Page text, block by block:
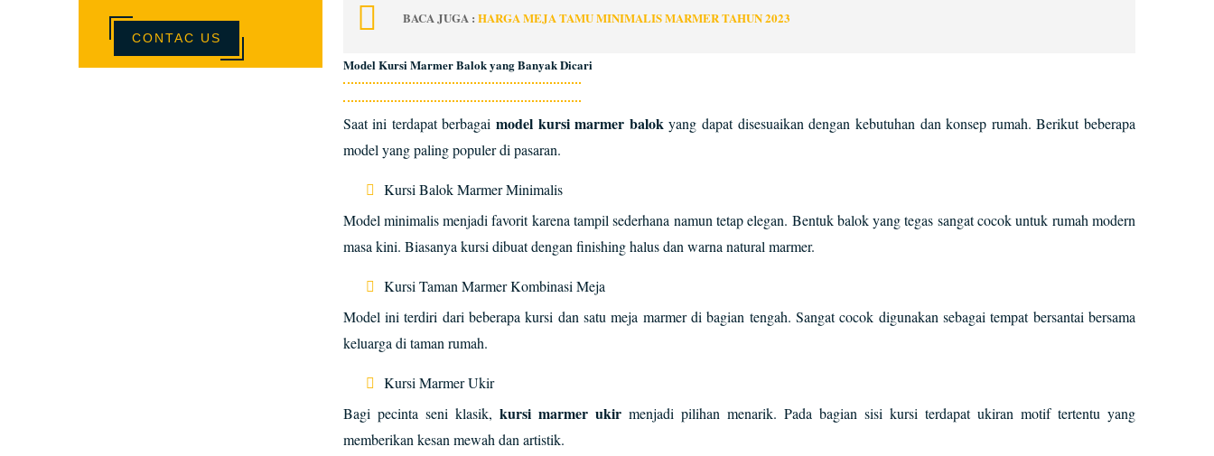
BACA JUGA : HARGA MEJA TAMU MINIMALIS MARMER TAHUN 2023
Model Kursi Marmer Balok yang Banyak Dicari
Saat ini terdapat berbagai model kursi marmer balok yang dapat disesuaikan dengan kebutuhan dan konsep rumah. Berikut beberapa
model yang paling populer di pasaran.
Kursi Balok Marmer Minimalis
Model minimalis menjadi favorit karena tampil sederhana namun tetap elegan. Bentuk balok yang tegas sangat cocok untuk rumah modern
masa kini. Biasanya kursi dibuat dengan finishing halus dan warna natural marmer.
Kursi Taman Marmer Kombinasi Meja
Model ini terdiri dari beberapa kursi dan satu meja marmer di bagian tengah. Sangat cocok digunakan sebagai tempat bersantai bersama
keluarga di taman rumah.
Kursi Marmer Ukir
Bagi pecinta seni klasik, kursi marmer ukirmenjadi pilihan menarik. Pada bagian sisi kursi terdapat ukiran motif tertentu yang
memberikan kesan mewah dan artistik.
CONTAC US